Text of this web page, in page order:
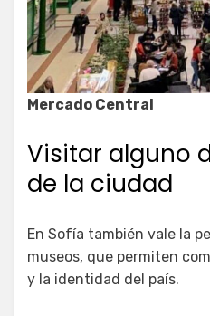
Mercado Central
Visitar alguno
de la ciudad
En Sofía también vale la
museos, que permiten
y la identidad del país.